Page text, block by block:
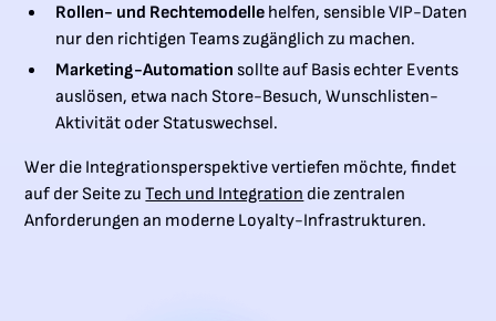
Rollen- und Rechtemodelle helfen, sensible VIP-Daten
nur den richtigen Teams zugänglich zu machen.
Marketing-Automation sollte auf Basis echter Events
auslösen, etwa nach Store-Besuch, Wunschlisten-
Aktivität oder Statuswechsel.
Wer die Integrationsperspektive vertiefen möchte, findet
auf der Seite zuTech und Integration die zentralen
Anforderungen an moderne Loyalty-Infrastrukturen.